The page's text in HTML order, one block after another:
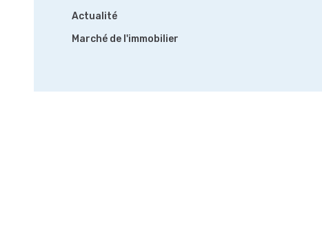
Actualité
Marché de l'immobilier